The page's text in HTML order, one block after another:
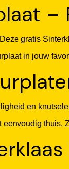
–
gratis
in jouw
en
thuis.